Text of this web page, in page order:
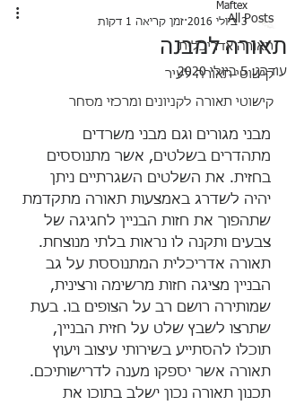
All Posts
תאורה אדריכלית
קישוטי תאורה לעיר
קישוטי תאורה לקניונים ומרכזי מסחר
תאורה למבנה
Maftex
3 ביולי 2016
זמן קריאה 1 דקות
עודכן:5 ביולי 2020
מבני מגורים וגם מבני משרדים
מתהדרים בשלטים, אשר מתנוססים
בחזית. את השלטים השגרתיים ניתן
יהיה לשדרג באמצעות תאורה מתקדמת
שתהפוך את חזות הבניין לחגיגה של
צבעים ותקנה לו נראות בלתי מנוצחת.
תאורה אדריכלית המתנוססת על גב
הבניין מציגה חזות מרשימה ורצינית,
שמותירה רושם רב על הצופים בו. בעת
שתרצו לשבץ שלט על חזית הבניין,
תוכלו להסתייע בשירותי עיצוב ויעוץ
תאורה אשר יספקו מענה לדרישותיכם.
תכנון תאורה נכון ישלב בתוכו את